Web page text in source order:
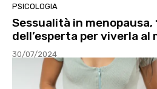
PSICOLOGIA
Sessualità in menopausa,
dell’esperta per viverla al
30/07/2024